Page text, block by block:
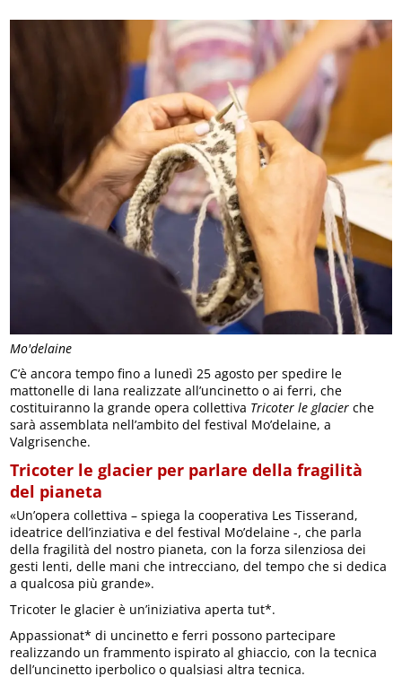
Mo'delaine
C’è ancora tempo fino a lunedì 25 agosto per spedire le
mattonelle di lana realizzate all’uncinetto o ai ferri, che
costituiranno la grande opera collettiva Tricoter le glacier che
sarà assemblata nell’ambito del festival Mo’delaine, a
Valgrisenche.
Tricoter le glacier per parlare della fragilità
del pianeta
«Un’opera collettiva – spiega la cooperativa Les Tisserand,
ideatrice dell’inziativa e del festival Mo’delaine -, che parla
della fragilità del nostro pianeta, con la forza silenziosa dei
gesti lenti, delle mani che intrecciano, del tempo che si dedica
a qualcosa più grande».
Tricoter le glacier è un’iniziativa aperta tut*.
Appassionat* di uncinetto e ferri possono partecipare
realizzando un frammento ispirato al ghiaccio, con la tecnica
dell’uncinetto iperbolico o qualsiasi altra tecnica.